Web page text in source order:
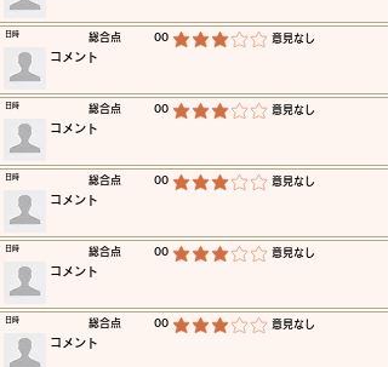
​総合点 00 平均評価 3 /5 ​意見なし
​日時
​コメント
​総合点 00 平均評価 3 /5 ​意見なし
​日時
​コメント
​総合点 00 平均評価 3 /5 ​意見なし
​日時
​コメント
​総合点 00 平均評価 3 /5 ​意見なし
​日時
​コメント
​総合点 00 平均評価 3 /5 ​意見なし
​日時
​コメント